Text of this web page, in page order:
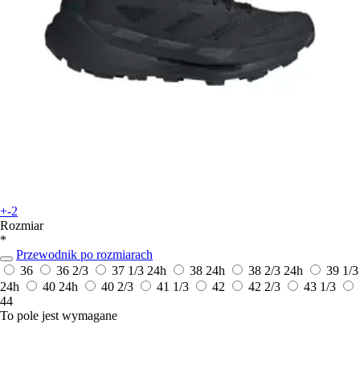
+-2
Rozmiar
*
Przewodnik po rozmiarach
36
36 2/3 37 1/3 24h 38 24h 38 2/3 24h
39 1/3
24h
40 24h 40 2/3 41 1/3 42 42 2/3
43 1/3
44
To pole jest wymagane